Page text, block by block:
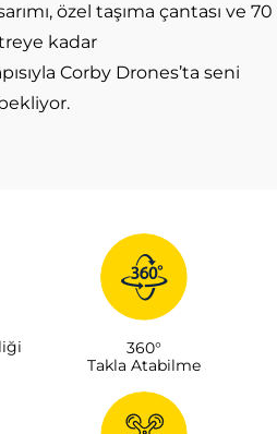
özel taşıma çantası ve 70
kadar
Corby Drones’ta seni
bekliyor.
360°
Takla Atabilme